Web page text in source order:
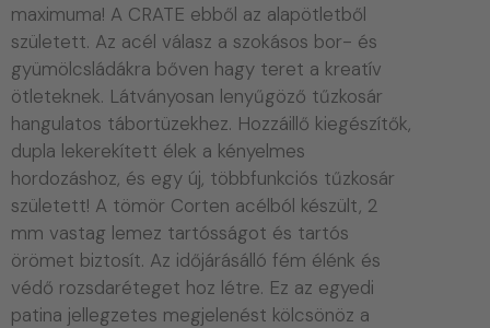
maximuma! A CRATE ebből az alapötletből
született. Az acél válasz a szokásos bor- és
gyümölcsládákra bőven hagy teret a kreatív
ötleteknek. Látványosan lenyűgöző tűzkosár
hangulatos tábortüzekhez. Hozzáillő kiegészítők,
dupla lekerekített élek a kényelmes
hordozáshoz, és egy új, többfunkciós tűzkosár
született! A tömör Corten acélból készült, 2
mm vastag lemez tartósságot és tartós
örömet biztosít. Az időjárásálló fém élénk és
védő rozsdaréteget hoz létre. Ez az egyedi
patina jellegzetes megjelenést kölcsönöz a